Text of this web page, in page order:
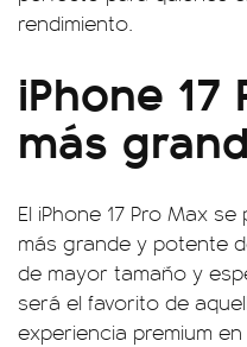
rendimiento.
iPhone 17
más
El iPhone 17 Pro Max
más grande y potente
de mayor tamaño y
será el favorito de
experiencia premium